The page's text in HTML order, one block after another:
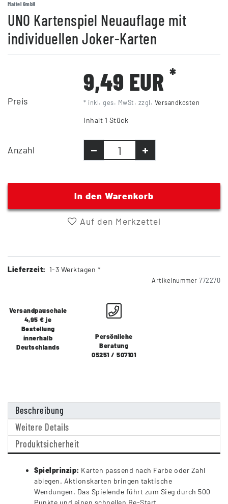
Mattel GmbH
UNO Kartenspiel Neuauflage mit
individuellen Joker-Karten
Preis
9,49 EUR *
* inkl. ges. MwSt. zzgl. Versandkosten
Inhalt 1 Stück
Anzahl
In den Warenkorb
Auf den Merkzettel
Lieferzeit: 1-3 Werktagen *
Artikelnummer 772270
Versandpauschale
4,95 € je
Bestellung
innerhalb
Deutschlands
Persönliche
Beratung
05251 / 507101
Beschreibung
Weitere Details
Produktsicherheit
Spielprinzip: Karten passend nach Farbe oder Zahl
ablegen. Aktionskarten bringen taktische
Wendungen. Das Spielende führt zum Sieg durch 500